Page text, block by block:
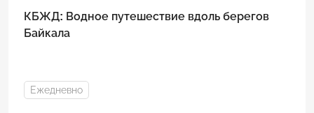
КБЖД: Водное путешествие вдоль берегов
Байкала
Ежедневно